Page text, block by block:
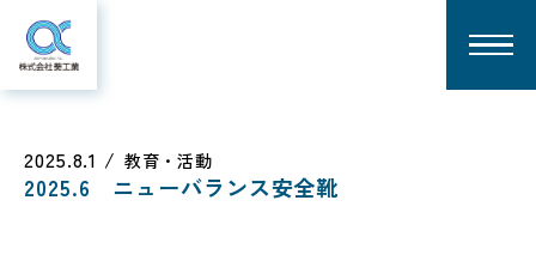
2025.8.1 教育・活動
2025.6 ニューバランス安全靴